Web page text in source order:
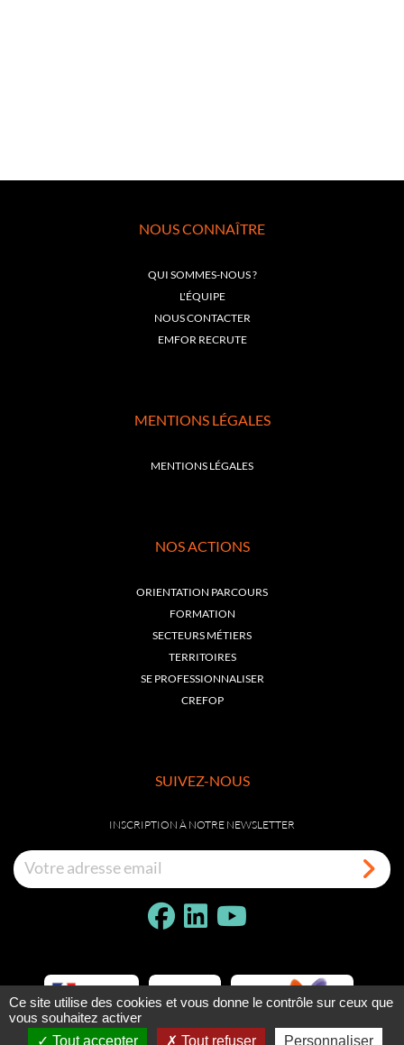
NOUS CONNAÎTRE
QUI SOMMES-NOUS ?
L'ÉQUIPE
NOUS CONTACTER
EMFOR RECRUTE
MENTIONS LÉGALES
MENTIONS LÉGALES
NOS ACTIONS
ORIENTATION PARCOURS
FORMATION
SECTEURS MÉTIERS
TERRITOIRES
SE PROFESSIONNALISER
CREFOP
SUIVEZ-NOUS
INSCRIPTION À NOTRE NEWSLETTER
Ce site utilise des cookies et vous donne le contrôle sur ceux que
vous souhaitez activer
Tout accepter
Tout refuser Personnaliser